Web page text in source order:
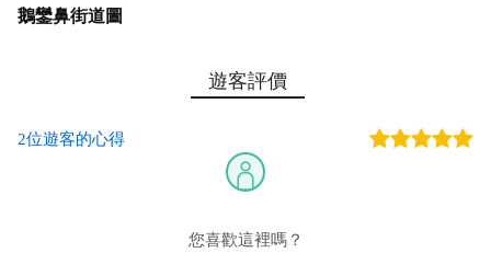
鵝鑾鼻街道圖
遊客評價
2位遊客的心得
您喜歡這裡嗎？